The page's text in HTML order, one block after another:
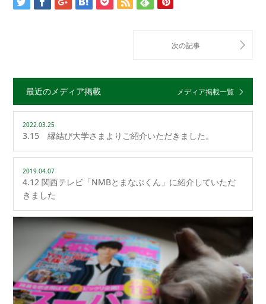
最近のメディア掲載 メディア掲載一覧
2022.03.25
3.15 縁結び大学さまよりご紹介いただきました。
2019.04.07
4.12 関西テレビ「NMBとまなぶくん」に紹介していただ
きました